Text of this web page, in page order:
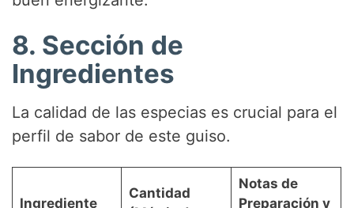
8. Sección de
Ingredientes
La calidad de las especias es crucial para el
perfil de sabor de este guiso.
Ingrediente
Cantidad
Notas de
Preparación y